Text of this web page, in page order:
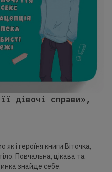
дівочі справи»,
як і героїня книги Віточка,
Повчальна, цікава та
знайде себе.